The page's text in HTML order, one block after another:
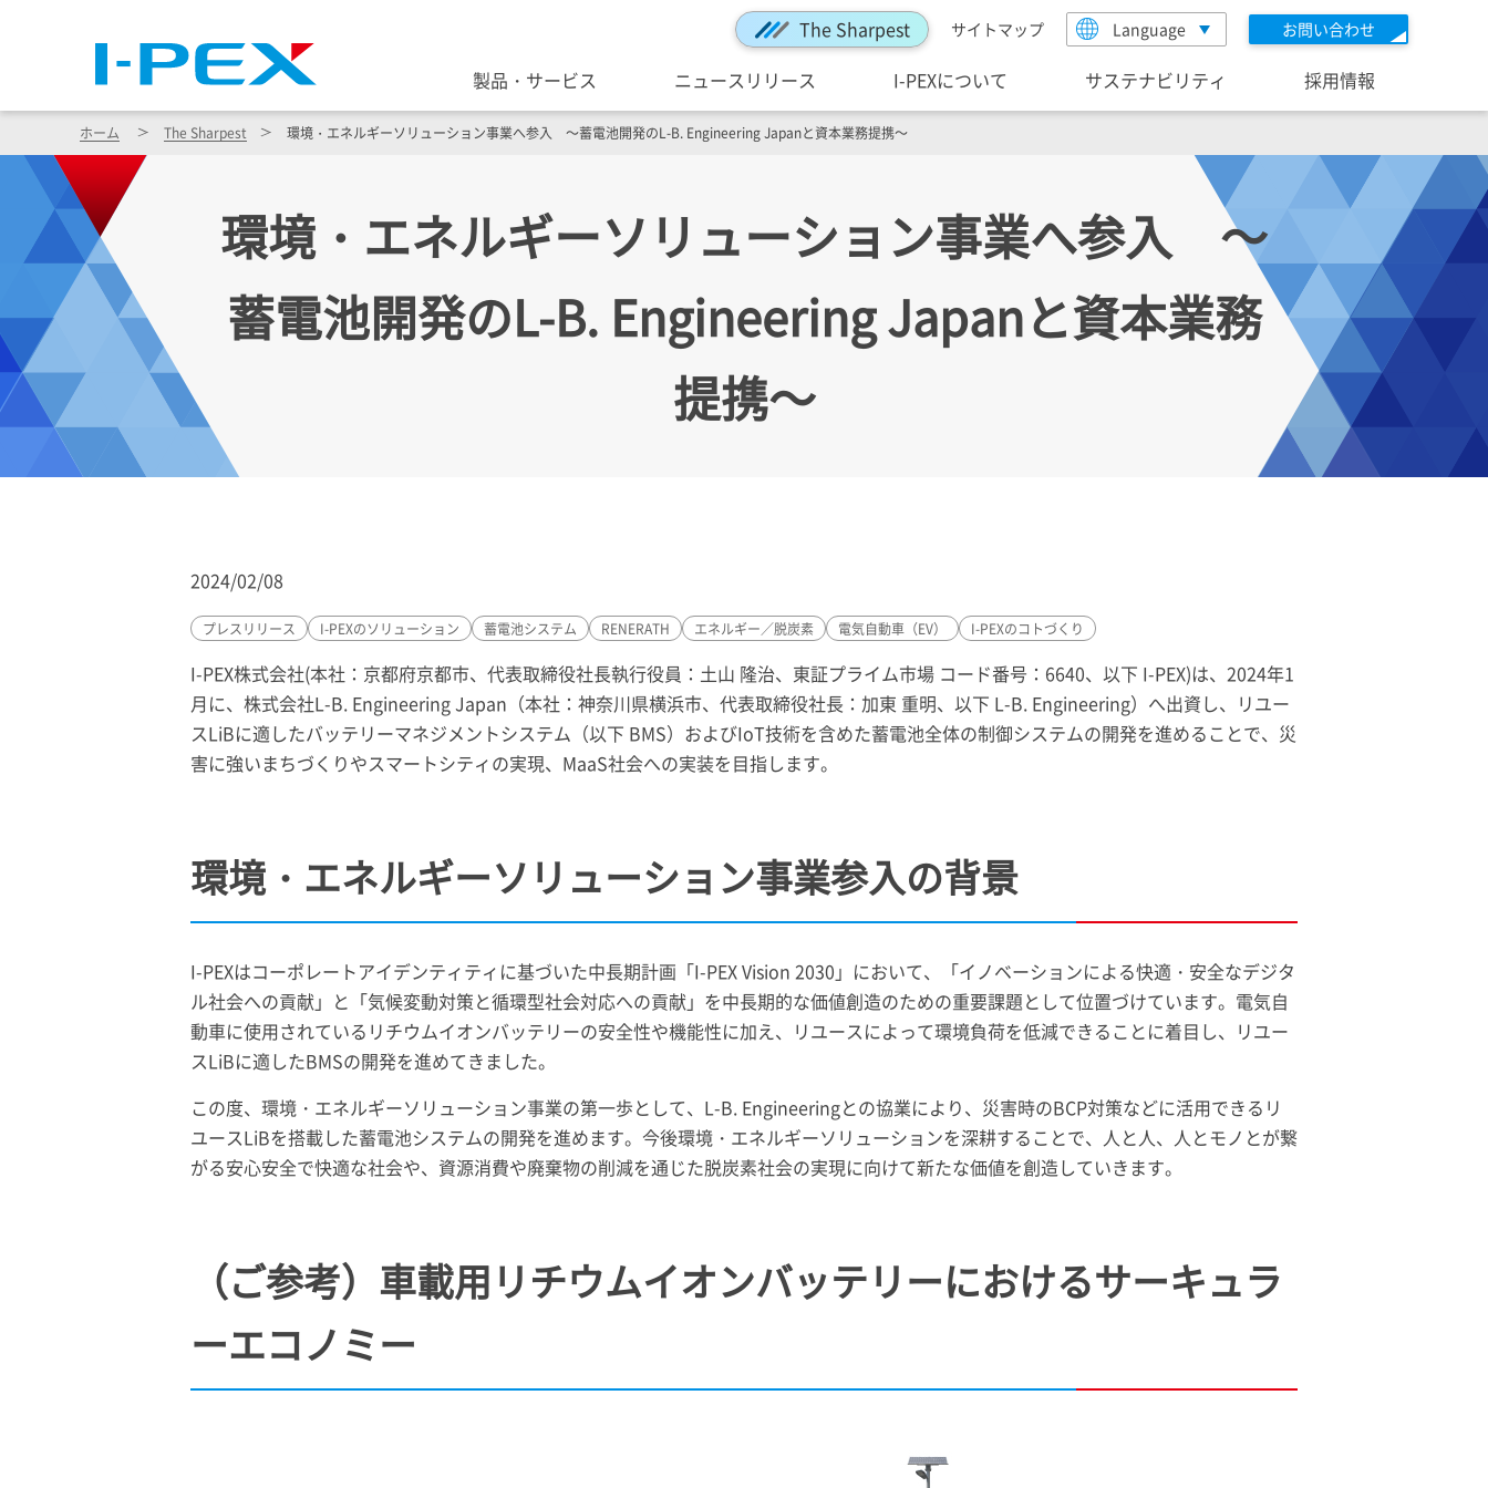
The Sharpest サイトマップ Language お問い合わせ
製品・サービス ニュースリリース I-PEXについて サステナビリティ 採用情報
ホーム The Sharpest 環境・エネルギーソリューション事業へ参入 ～蓄電池開発のL-B. Engineering Japanと資本業務提携～
環境・エネルギーソリューション事業へ参入 ～
蓄電池開発のL-B. Engineering Japanと資本業務
提携～
2024/02/08
プレスリリース I-PEXのソリューション 蓄電池システム RENERATH エネルギー／脱炭素 電気自動車（EV） I-PEXのコトづくり
I-PEX株式会社(本社：京都府京都市、代表取締役社長執行役員：土山 隆治、東証プライム市場 コード番号：6640、以下 I-PEX)は、2024年1
月に、株式会社L-B. Engineering Japan（本社：神奈川県横浜市、代表取締役社長：加東 重明、以下 L-B. Engineering）へ出資し、リユー
スLiBに適したバッテリーマネジメントシステム（以下 BMS）およびIoT技術を含めた蓄電池全体の制御システムの開発を進めることで、災
害に強いまちづくりやスマートシティの実現、MaaS社会への実装を目指します。
環境・エネルギーソリューション事業参入の背景
I-PEXはコーポレートアイデンティティに基づいた中長期計画「I-PEXVision 2030」において、「イノベーションによる快適・安全なデジタ
ル社会への貢献」と「気候変動対策と循環型社会対応への貢献」を中長期的な価値創造のための重要課題として位置づけています。電気自
動車に使用されているリチウムイオンバッテリーの安全性や機能性に加え、リユースによって環境負荷を低減できることに着目し、リユー
スLiBに適したBMSの開発を進めてきました。
この度、環境・エネルギーソリューション事業の第一歩として、L-B. Engineeringとの協業により、災害時のBCP対策などに活用できるリ
ユースLiBを搭載した蓄電池システムの開発を進めます。今後環境・エネルギーソリューションを深耕することで、人と人、人とモノとが繋
がる安心安全で快適な社会や、資源消費や廃棄物の削減を通じた脱炭素社会の実現に向けて新たな価値を創造していきます。
（ご参考）車載用リチウムイオンバッテリーにおけるサーキュラ
ーエコノミー